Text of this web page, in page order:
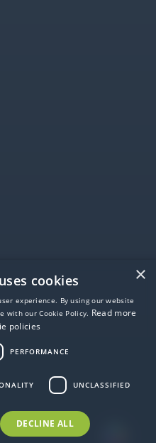
×
cookies
experience. By using our website
with our Cookie Policy. Read more
policies
PERFORMANCE
UNCLASSIFIED
DECLINE ALL